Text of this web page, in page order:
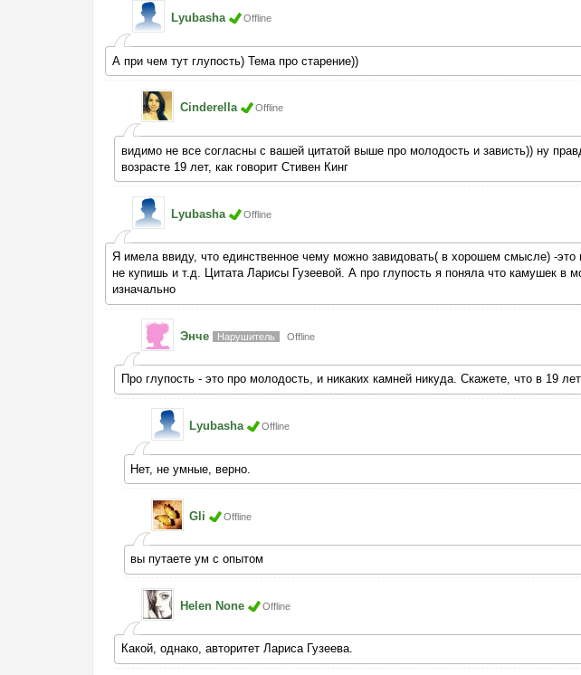
Lyubasha Offline
А при чем тут глупость) Тема про старение))
Cinderella Offline
видимо не все согласны с вашей цитатой выше про молодость и зависть)) ну
возрасте 19 лет, как говорит Стивен Кинг
Lyubasha Offline
Я имела ввиду, что единственное чему можно завидовать( в хорошем смысле) -это
не купишь и т.д. Цитата Ларисы Гузеевой. А про глупость я поняла что камушек в
изначально
Энче Нарушитель Offline
Про глупость - это про молодость, и никаких камней никуда. Скажете, что в 19
Lyubasha Offline
Нет, не умные, верно.
Gli Offline
вы путаете ум с опытом
Helen None Offline
Какой, однако, авторитет Лариса Гузеева.